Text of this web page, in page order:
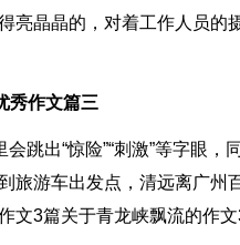
亮晶晶的，对着工作人员的
秀作文篇三
会跳出“惊险”“刺激”等字眼
旅游车出发点，清远离广州
文3篇关于青龙峡飘流的作文